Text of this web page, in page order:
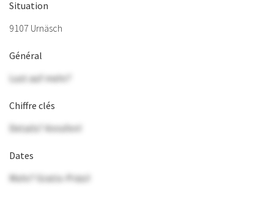
Situation
9107 Urnäsch
Général
Lust auf mehr?
Chiffre clés
Details? Anrufen!
Dates
Mehr? Gratis-Präsi!